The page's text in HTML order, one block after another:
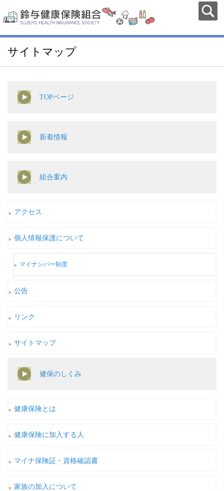
サイトマップ
TOPページ
新着情報
組合案内
アクセス
個人情報保護について
マイナンバー制度
公告
リンク
サイトマップ
健保のしくみ
健康保険とは
健康保険に加入する人
マイナ保険証・資格確認書
家族の加入について